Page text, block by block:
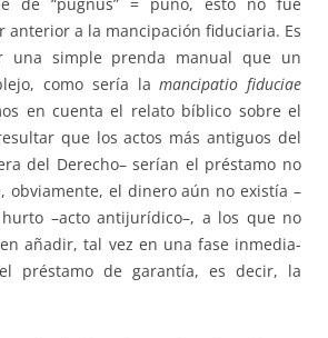
anterior a la mancipación fiduciaria. Es
una simple prenda manual que un
como sería lamancipatio fiduciae
en cuenta el relato bíblico sobre el
que los actos más antiguos del
del Derecho– serían el préstamo no
obvia­men­te, el dinero aún no existía –
–ac­to antijurídico–, a los que no
añadir, tal vez en una fase inmedia­
préstamo de garantía, es decir, la